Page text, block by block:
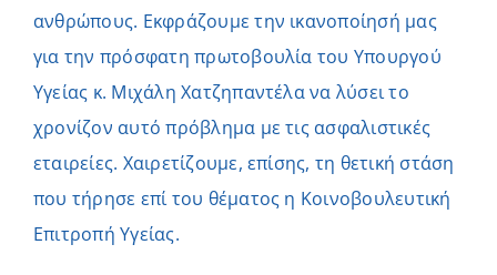
ανθρώπους. Εκφράζουμε την ικανοποίησή μας
για την πρόσφατη πρωτοβουλία του Υπουργού
Υγείας κ. Μιχάλη Χατζηπαντέλα να λύσει το
χρονίζον αυτό πρόβλημα με τις ασφαλιστικές
εταιρείες. Χαιρετίζουμε, επίσης, τη θετική στάση
που τήρησε επί του θέματος η Κοινοβουλευτική
Επιτροπή Υγείας.